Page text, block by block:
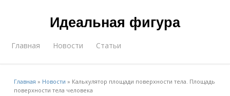
Идеальная фигура
Главная Новости Статьи
Главная » Новости » Калькулятор площади поверхности тела. Площадь
поверхности тела человека